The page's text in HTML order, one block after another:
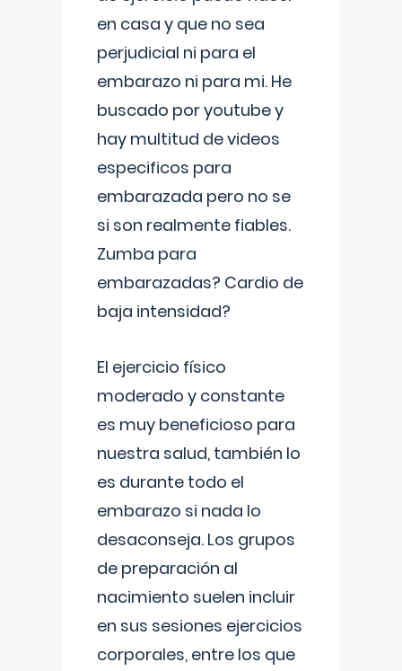
en casa y que no sea
perjudicial ni para el
embarazo ni para mi. He
buscado por youtube y
hay multitud de videos
especificos para
embarazada pero no se
si son realmente fiables.
Zumba para
embarazadas? Cardio de
baja intensidad?
El ejercicio físico
moderado y constante
es muy beneficioso para
nuestra salud, también lo
es durante todo el
embarazo si nada lo
desaconseja. Los grupos
de preparación al
nacimiento suelen incluir
en sus sesiones ejercicios
corporales, entre los que